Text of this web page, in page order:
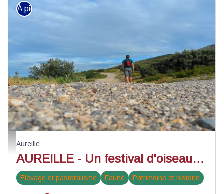
A la découverte des oiseaux des Alpilles - ©Jason Gaydier - PNR Alpilles
À pied
Aureille
AUREILLE - Un festival d'oiseaux méditerranéens
Elevage et pastoralisme Faune Patrimoine et histoire